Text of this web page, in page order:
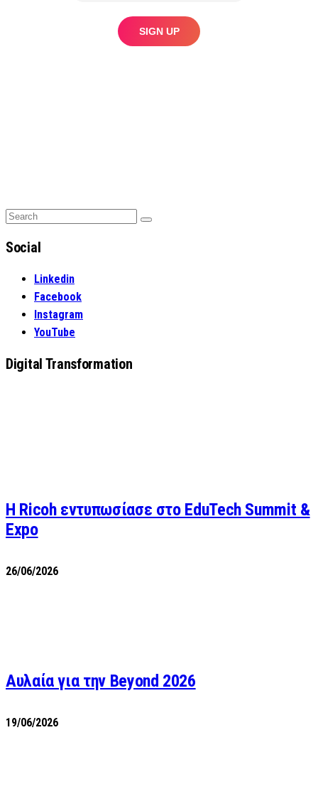
Search
Search
Social
Linkedin
Facebook
Instagram
YouTube
Digital Transformation
Η Ricoh εντυπωσίασε στο EduTech Summit &
Expo
26/06/2026
Αυλαία για την Beyond 2026
19/06/2026